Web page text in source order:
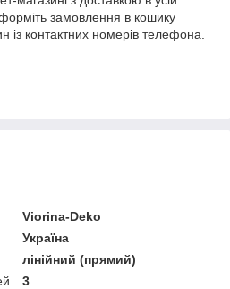
замовлення в кошику
із контактних номерів телефона.
Viorina-Deko
Україна
лінійний (прямий)
3